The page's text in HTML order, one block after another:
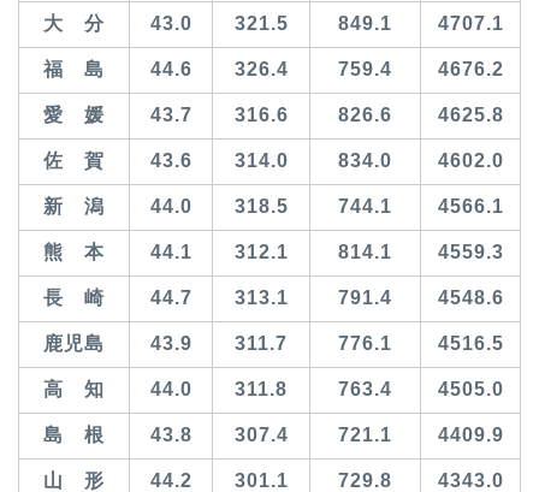
大 分 43.0 321.5 849.1 4707.1
福 島 44.6 326.4 759.4 4676.2
愛 媛 43.7 316.6 826.6 4625.8
佐 賀 43.6 314.0 834.0 4602.0
新 潟 44.0 318.5 744.1 4566.1
熊 本 44.1 312.1 814.1 4559.3
長 崎 44.7 313.1 791.4 4548.6
鹿児島 43.9 311.7 776.1 4516.5
高 知 44.0 311.8 763.4 4505.0
島 根 43.8 307.4 721.1 4409.9
山 形 44.2 301.1 729.8 4343.0